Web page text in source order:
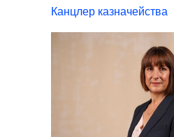
Канцлер казначейства